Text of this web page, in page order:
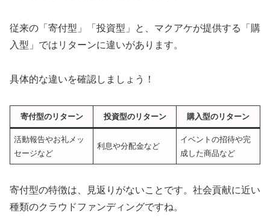
従来の「寄付型」「投資型」と、マクアケが提供する「購
入型」ではリターンに違いがあります。
具体的な違いを確認しましょう！
寄付型のリターン 投資型のリターン 購入型のリターン
活動報告やお礼メッ
セージなど
利息や分配金など
イベントの招待や完
成した商品など
寄付型の特徴は、見返りがないことです。社会貢献に近い
種類のクラウドファンディングですね。